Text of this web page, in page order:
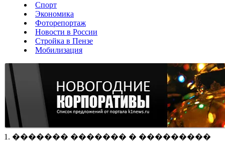
Спорт
Экономика
Фоторепортаж
Новости в России
Стройка в Пензе
Мобилизация
1. ������� ������� � ���������